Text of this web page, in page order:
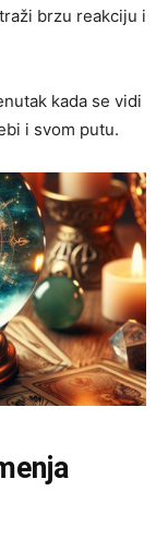
brzu reakciju i
kada se vidi
i svom putu.